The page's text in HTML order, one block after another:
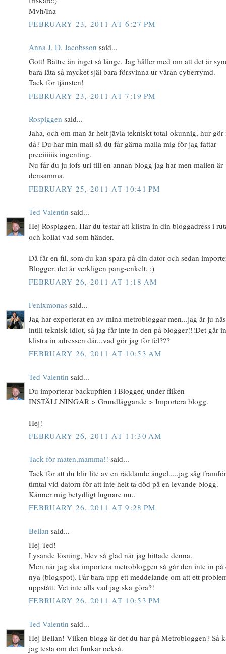
Mvh/Ina
FEBRUARY 23, 2011 AT 6:27 PM
Anna J. D. Jacobsson said...
Gott! Bättre än inget så länge. Jag håller med om att det är
bara låta så mycket själ bara försvinna ur våran cyberrymd.
Tack för tjänsten!
FEBRUARY 23, 2011 AT 7:19 PM
Rospiggen said...
Jaha, och om man är helt jävla tekniskt total-okunnig, hur gör
då? Du har min mail så du får gärna maila mig för jag fattar
preciiiiiis ingenting.
Nu får du ju iofs url till en annan blogg jag har men mailen är
densamma.
FEBRUARY 25, 2011 AT 10:41 PM
Ted Valentin said...
Hej Rospiggen. Har du testar att klistra in din bloggadress i
och kollat vad som händer.
Då får en fil, som du kan spara på din dator och sedan
Blogger. det är verkligen pang-enkelt. :)
FEBRUARY 26, 2011 AT 1:18 AM
Fenixmonas said...
Jag har exporterat en av mina metrobloggar men...jag är ju
intill teknisk idiot, så jag får inte in den på blogger!!!Det går
klistra in adressen där...vad gör jag för fel???
FEBRUARY 26, 2011 AT 10:53 AM
Ted Valentin said...
Du importerar backupfilen i Blogger, under fliken
INSTÄLLNINGAR > Grundläggande > Importera blogg.
Hej!
FEBRUARY 26, 2011 AT 11:30 AM
Tack för maten,mamma!! said...
Tack för att du blir lite av en räddande ängel.....jag såg
timtal vid datorn för att inte helt ta död på en levande blogg.
Känner mig betydligt lugnare nu..
FEBRUARY 26, 2011 AT 9:28 PM
Bellan said...
Hej Ted!
Lysande lösning, blev så glad när jag hittade denna.
Men när jag ska importera metrobloggen så går den inte in på
nya (blogspot). Får bara upp ett meddelande om att ett
uppstått. Vet inte alls vad jag ska göra?!
FEBRUARY 26, 2011 AT 10:53 PM
Ted Valentin said...
Hej Bellan! Vilken blogg är det du har på Metrobloggen? Så
jag testa om det funkar också.